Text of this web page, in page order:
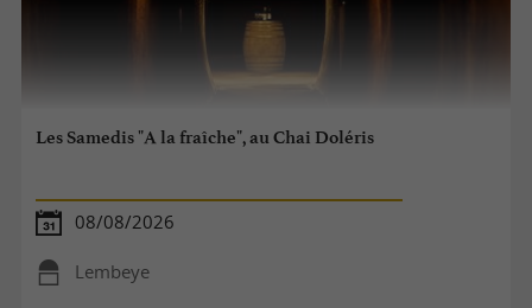
Les Samedis "A la fraîche", au Chai Doléris
08/08/2026
Lembeye